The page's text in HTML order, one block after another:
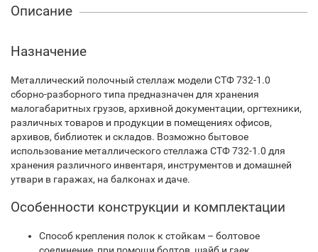
Описание
Назначение
Металлический полочный стеллаж модели СТФ 732-1.0
сборно-разборного типа предназначен для хранения
малогабаритных грузов, архивной документации, оргтехники,
различных товаров и продукции в помещениях офисов,
архивов, библиотек и складов. Возможно бытовое
использование металлического стеллажа СТФ 732-1.0 для
хранения различного инвентаря, инструментов и домашней
утвари в гаражах, на балконах и даче.
Особенности конструкции и комплектации
Способ крепления полок к стойкам – болтовое